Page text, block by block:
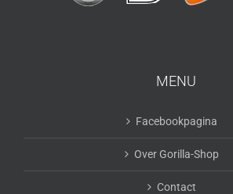
MENU
Facebookpagina
Over Gorilla-Shop
Contact